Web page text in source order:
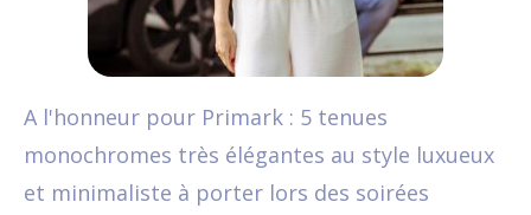
A l'honneur pour Primark : 5 tenues
monochromes très élégantes au style luxueux
et minimaliste à porter lors des soirées